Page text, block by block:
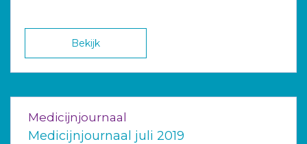
Bekijk
Medicijnjournaal
Medicijnjournaal juli 2019